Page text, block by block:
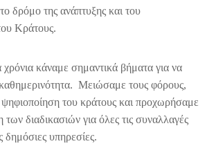
δρόμο της ανάπτυξης και του
Κράτους.
κάναμε σημαντικά βήματα για να
Μειώσαμε τους φόρους,
ψηφιοποίηση του κράτους και προχωρήσαμε
διαδικασιών για όλες τις συναλλαγές
δημόσιες υπηρεσίες.